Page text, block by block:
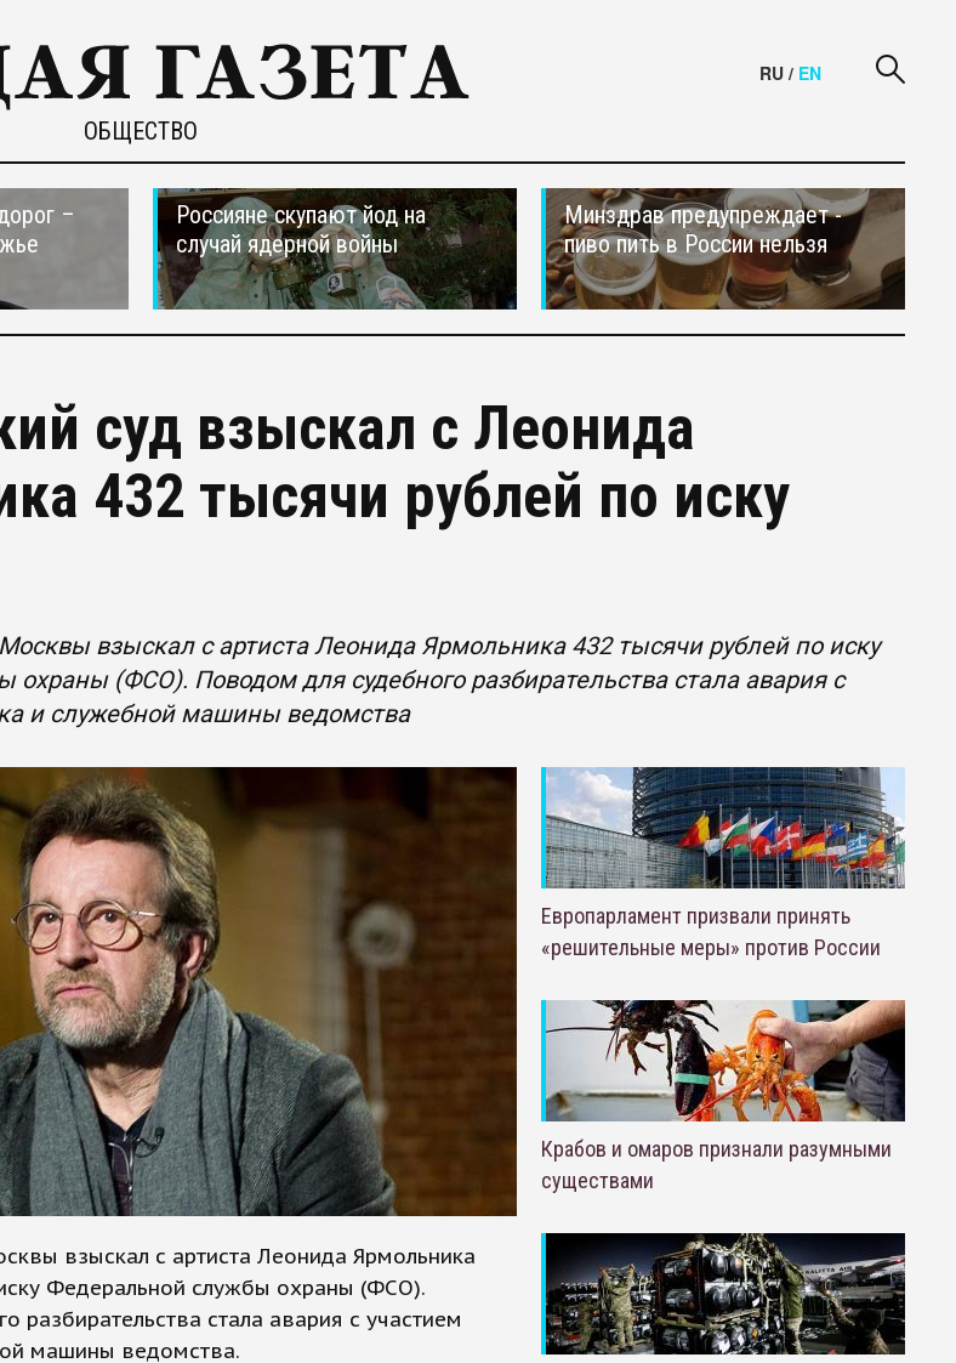
ОБЩЕСТВО
RU / EN
–
Россияне скупают йод на
случай ядерной войны
Минздрав предупреждает -
пиво пить в России нельзя
суд взыскал с Леонида
432 тысячи рублей по иску
взыскал с артиста Леонида Ярмольника 432 тысячи рублей по иску
охраны (ФСО). Поводом для судебного разбирательства стала авария с
и служебной машины ведомства
взыскал с артиста Леонида Ярмольника
Федеральной службы охраны (ФСО).
разбирательства стала авария с участием
машины ведомства.
Европарламент призвали принять
«решительные меры» против России
Крабов и омаров признали разумными
существами